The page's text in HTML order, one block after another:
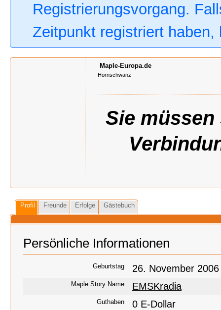
Registrierungsvorgang.
Zeitpunkt registriert
Maple-Europa.de
Hornschwanz
Sie
Profil Freunde Erfolge Gästebuch
Persönliche Informationen
Geburtstag 26. November
Maple Story Name EMSKradia
Guthaben 0 E-Dollar